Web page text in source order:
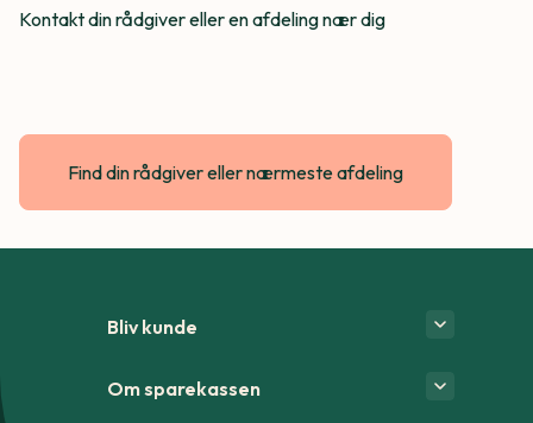
Kontakt din rådgiver eller en afdeling nær dig
Find din rådgiver eller nærmeste afdeling
Bliv kunde
Om sparekassen